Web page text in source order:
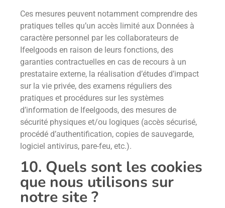
Ces mesures peuvent notamment comprendre des
pratiques telles qu’un accès limité aux Données à
caractère personnel par les collaborateurs de
Ifeelgoods en raison de leurs fonctions, des
garanties contractuelles en cas de recours à un
prestataire externe, la réalisation d’études d’impact
sur la vie privée, des examens réguliers des
pratiques et procédures sur les systèmes
d’information de Ifeelgoods, des mesures de
sécurité physiques et/ou logiques (accès sécurisé,
procédé d’authentification, copies de sauvegarde,
logiciel antivirus, pare-feu, etc.).
10. Quels sont les cookies
que nous utilisons sur
notre site ?